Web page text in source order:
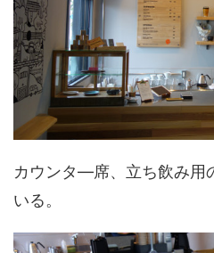
カウンタ―席、立ち飲み用
いる。